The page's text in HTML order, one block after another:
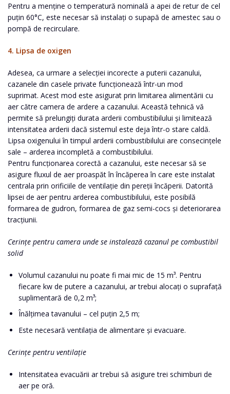
Pentru a menține o temperatură nominală a apei de retur de cel
puțin 60°C, este necesar să instalați o supapă de amestec sau o
pompă de recirculare.
4. Lipsa de oxigen
Adesea, ca urmare a selecției incorecte a puterii cazanului,
cazanele din casele private funcționează într-un mod
suprimat. Acest mod este asigurat prin limitarea alimentării cu
aer către camera de ardere a cazanului. Această tehnică vă
permite să prelungiți durata arderii combustibilului și limitează
intensitatea arderii dacă sistemul este deja într-o stare caldă.
Lipsa oxigenului în timpul arderii combustibilului are consecințele
sale – arderea incompletă a combustibilului.
Pentru funcționarea corectă a cazanului, este necesar să se
asigure fluxul de aer proaspăt în încăperea în care este instalat
centrala prin orificiile de ventilație din pereții încăperii. Datorită
lipsei de aer pentru arderea combustibilului, este posibilă
formarea de gudron, formarea de gaz semi-cocs și deteriorarea
tracțiunii.
Cerințe pentru camera unde se instalează cazanul pe combustibil
solid
Volumul cazanului nu poate fi mai mic de 15 m³. Pentru
fiecare kw de putere a cazanului, ar trebui alocați o suprafață
suplimentară de 0,2 m³;
Înălțimea tavanului – cel puțin 2,5 m;
Este necesară ventilația de alimentare și evacuare.
Cerințe pentru ventilație
Intensitatea evacuării ar trebui să asigure trei schimburi de
aer pe oră.